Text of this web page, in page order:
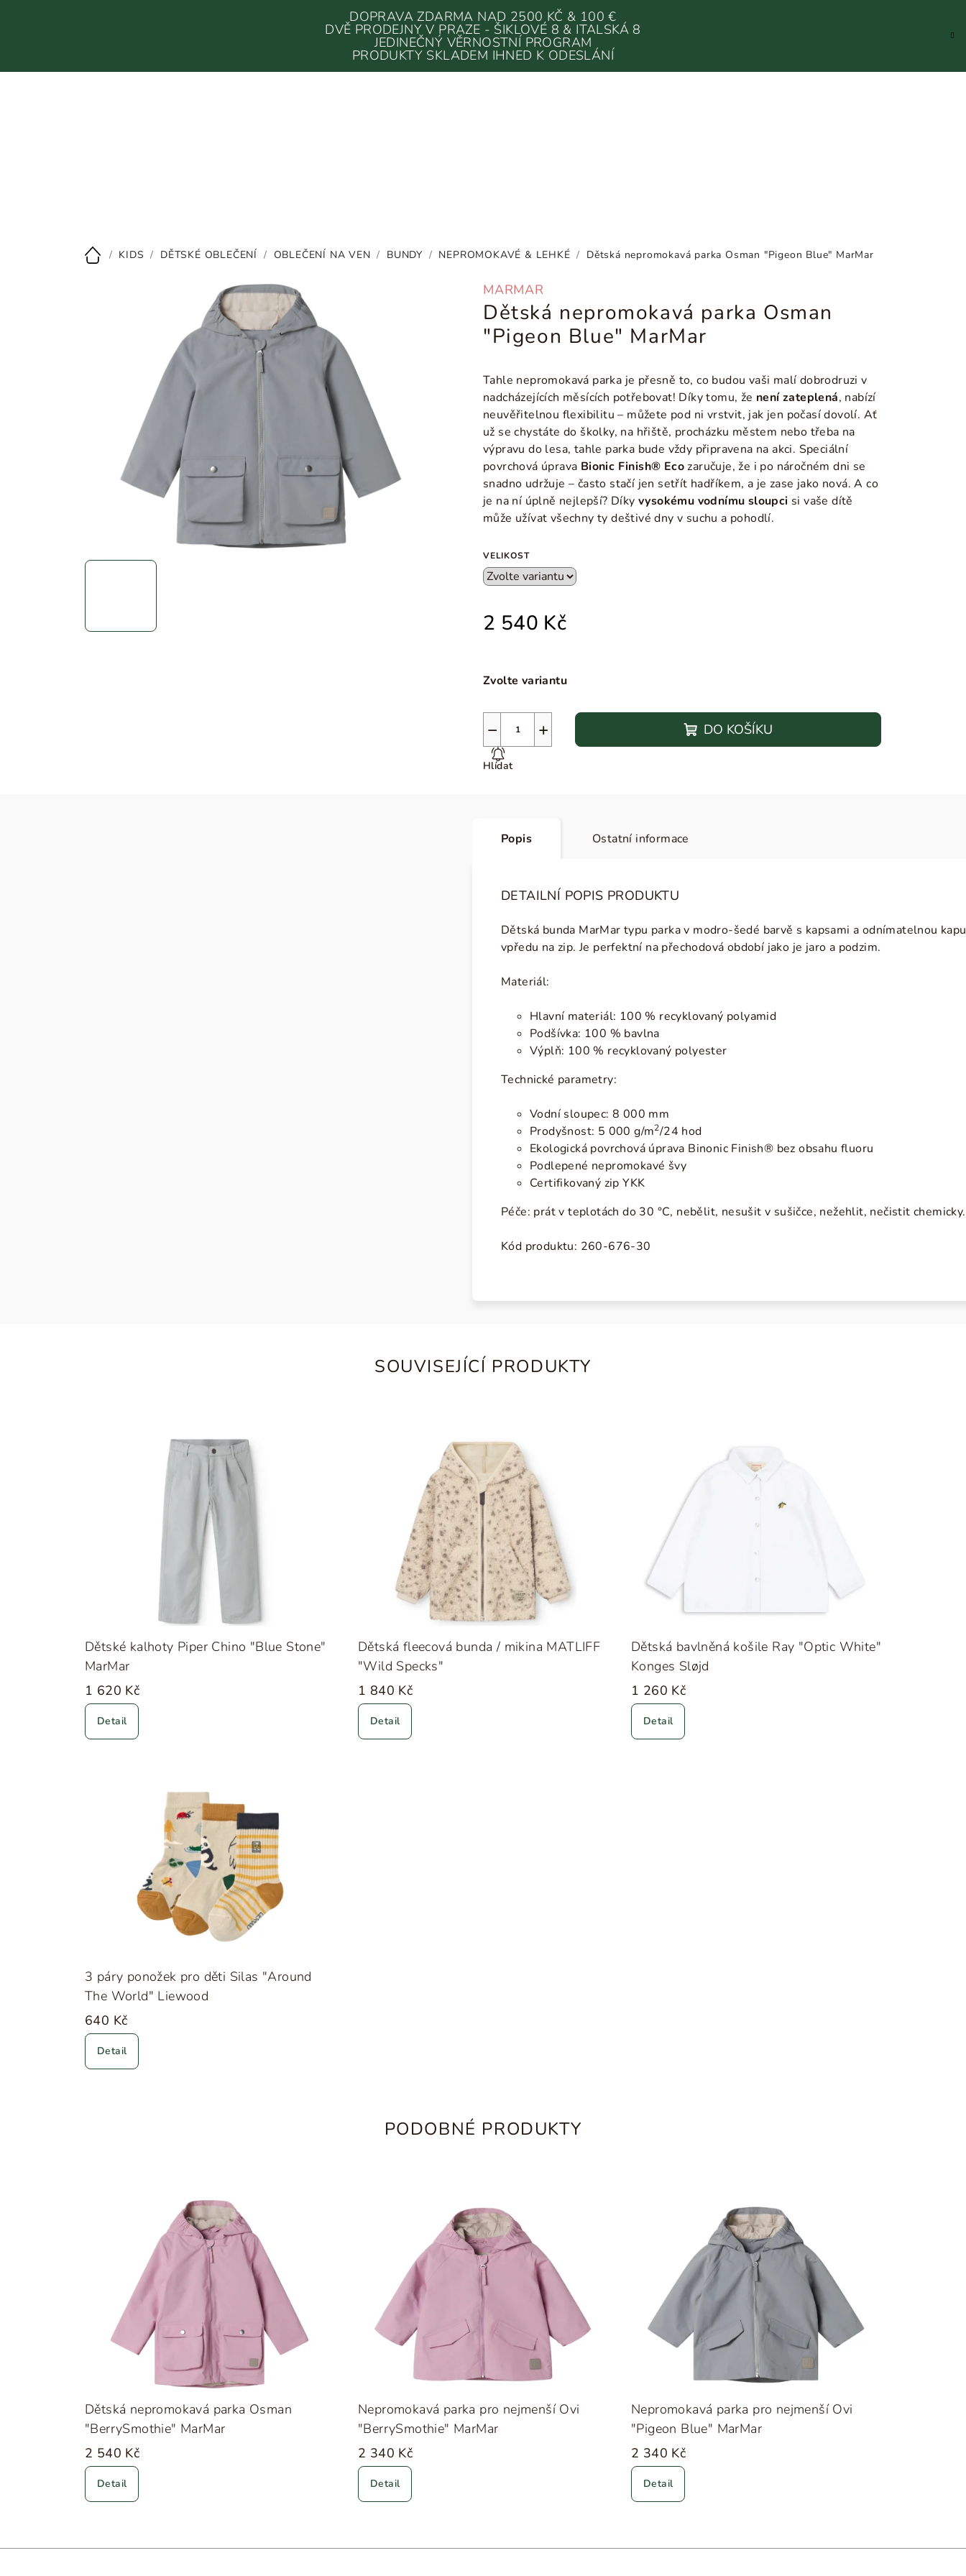
DOPRAVA ZDARMA NAD 2500 KČ & 100 €
DVĚ PRODEJNY V PRAZE - ŠIKLOVÉ 8 & ITALSKÁ 8
JEDINEČNÝ VĚRNOSTNÍ PROGRAM
PRODUKTY SKLADEM IHNED K ODESLÁNÍ
Domů
/ KIDS / DĚTSKÉ OBLEČENÍ / OBLEČENÍ NA VEN / BUNDY / NEPROMOKAVÉ & LEHKÉ / Dětská nepromokavá parka Osman "Pigeon Blue" MarMar
MARMAR
Dětská nepromokavá parka Osman
"Pigeon Blue" MarMar
Tahle nepromokavá parka je přesně to, co budou vaši malí dobrodruzi v
nadcházejících měsících potřebovat! Díky tomu, že není zateplená, nabízí
neuvěřitelnou flexibilitu – můžete pod ni vrstvit, jak jen počasí dovolí. Ať
už se chystáte do školky, na hřiště, procházku městem nebo třeba na
výpravu do lesa, tahle parka bude vždy připravena na akci. Speciální
povrchová úprava Bionic Finish® Ecozaručuje, že i po náročném dni se
snadno udržuje – často stačí jen setřít hadříkem, a je zase jako nová.A co
je na ní úplně nejlepší? Díky vysokému vodnímu sloupci si vaše dítě
může užívat všechny ty deštivé dny v suchu a pohodlí.
VELIKOST
2 540 Kč
Zvolte variantu
+
− DO KOŠÍKU
Hlídat
Popis Ostatní informace
DETAILNÍ POPIS PRODUKTU
Dětská bunda MarMar typu parka v modro-šedé barvě s kapsami a odnímatelnou
vpředu na zip. Je perfektní na přechodová období jako je jaro a podzim.
Materiál:
Hlavní materiál: 100 % recyklovaný polyamid
Podšívka: 100 % bavlna
Výplň: 100 % recyklovaný polyester
Technické parametry:
Vodní sloupec: 8 000 mm
Prodyšnost: 5 000g/m2/24 hod
Ekologická povrchová úprava Binonic Finish® bez obsahu fluoru
Podlepené nepromokavé švy
Certifikovaný zip YKK
Péče: prát v teplotách do 30 °C, nebělit, nesušit v sušičce, nežehlit, nečistit
Kód produktu: 260-676-30
SOUVISEJÍCÍ PRODUKTY
Dětské kalhoty Piper Chino "Blue Stone"
MarMar
1 620 Kč
Detail
Dětská fleecová bunda / mikina MATLIFF
"Wild Specks"
1 840 Kč
Detail
Dětská bavlněná košile Ray "Optic White"
Konges Sløjd
1 260 Kč
Detail
3 páry ponožek pro děti Silas "Around
The World" Liewood
640 Kč
Detail
PODOBNÉ PRODUKTY
Dětská nepromokavá parka Osman
"BerrySmothie" MarMar
2 540 Kč
Detail
Nepromokavá parka pro nejmenší Ovi
"BerrySmothie" MarMar
2 340 Kč
Detail
Nepromokavá parka pro nejmenší Ovi
"Pigeon Blue" MarMar
2 340 Kč
Detail